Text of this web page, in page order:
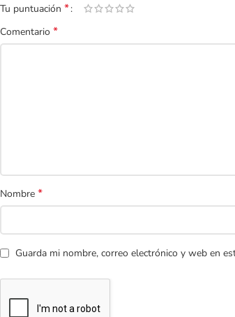
Tu puntuación *
Comentario *
Nombre *
Guarda mi nombre, correo electrónico y web en